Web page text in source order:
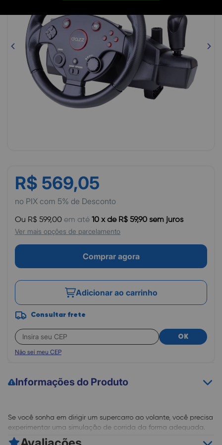
R$ 569,05
no PIX com 5% de Desconto
Ou R$ 599,00 em até 10 x de R$ 59,90 sem juros
Ver mais opções de parcelamento
Comprar agora
Adicionar ao carrinho
Consultar frete
OK
Não sei meu CEP
Informações do Produto
Se você sonha em dirigir um supercarro ao volante, você precisa
experimentar uma simulação de corrida da forma adequada.
Cada detalhe faz a diferença e torna a jogada verdadeira com